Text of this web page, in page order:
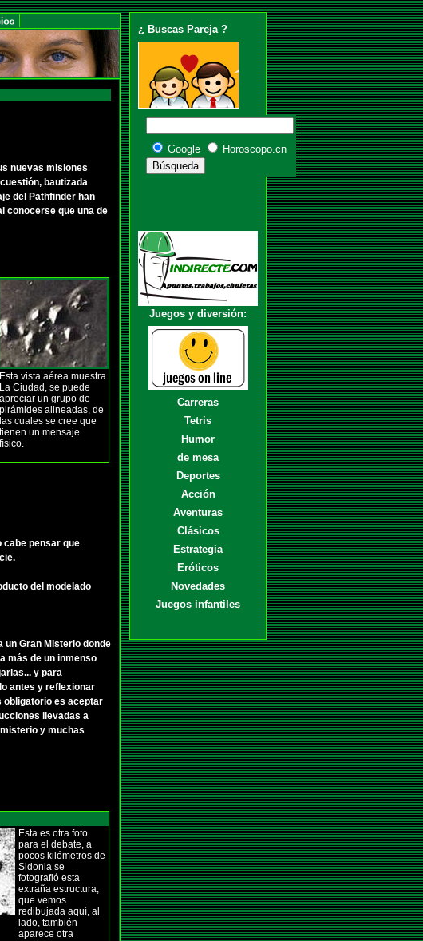
nuevas misiones
bautizada
del Pathfinder han
conocerse que una de
Esta vista aérea muestra
La Ciudad, se puede
apreciar un grupo de
pirámides alineadas, de
las cuales se cree que
tienen un mensaje
físico.
cabe pensar que
del modelado
un Gran Misterio donde
más de un inmenso
y para
antes y reflexionar
obligatorio es aceptar
llevadas a
y muchas
Esta es otra foto
para el debate, a
pocos kilómetros de
Sidonia se
fotografió esta
extraña estructura,
que vemos
redibujada aquí, al
lado, también
aparece otra
¿ Buscas Pareja ?
Google Horoscopo.cn
Juegos y diversión:
Carreras
Tetris
Humor
de mesa
Deportes
Acción
Aventuras
Clásicos
Estrategia
Eróticos
Novedades
Juegos infantiles